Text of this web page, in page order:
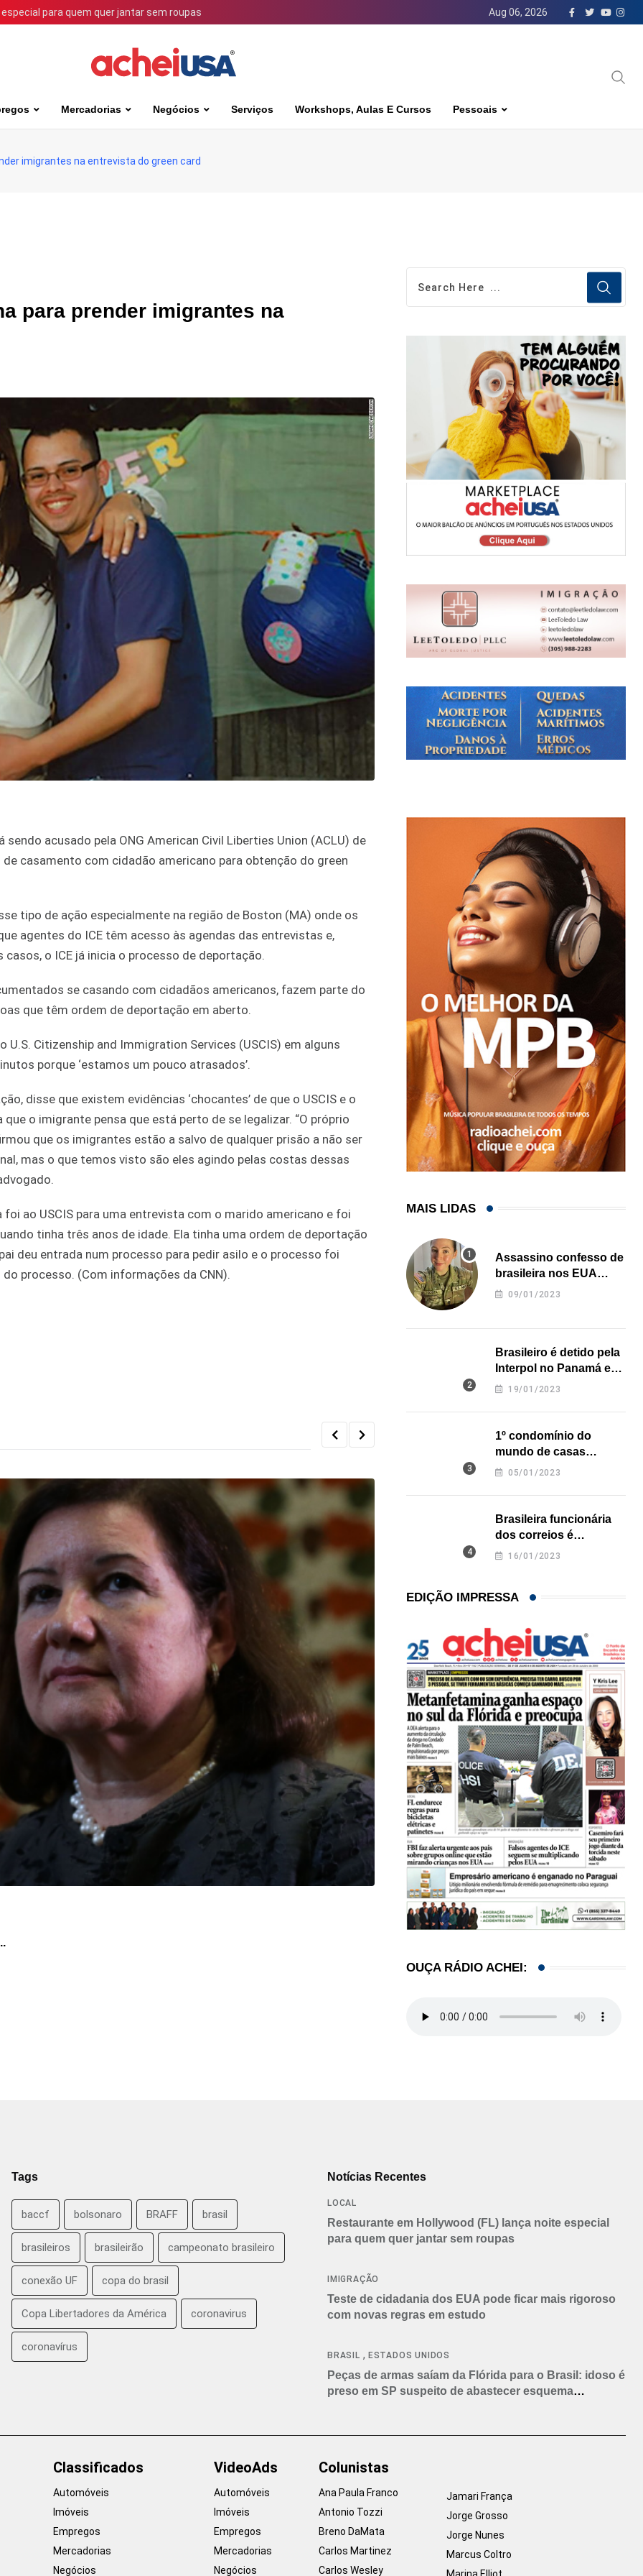
para quem quer jantar sem roupas Aug 06, 2026
Mercadorias Negócios Serviços Workshops, Aulas E Cursos Pessoais
imigrantes na entrevista do green card
para prender imigrantes na
acusado pela ONG American Civil Liberties Union (ACLU) de
casamento com cidadão americano para obtenção do green
tipo de ação especialmente na região de Boston (MA) onde os
agentes do ICE têm acesso às agendas das entrevistas e,
o ICE já inicia o processo de deportação.
se casando com cidadãos americanos, fazem parte do
que têm ordem de deportação em aberto.
Citizenship and Immigration Services (USCIS) em alguns
porque ‘estamos um pouco atrasados’.
disse que existem evidências ‘chocantes’ de que o USCIS e o
o imigrante pensa que está perto de se legalizar. “O próprio
que os imigrantes estão a salvo de qualquer prisão a não ser
mas o que temos visto são eles agindo pelas costas dessas
foi ao USCIS para uma entrevista com o marido americano e foi
tinha três anos de idade. Ela tinha uma ordem de deportação
deu entrada num processo para pedir asilo e o processo foi
processo. (Com informações da CNN).
COMUNIDADE,IMIGRAÇÃO,
04/08/2026
MAIS LIDAS
Assassino confesso de
brasileira nos EUA
revela onde deixou o
09/01/2023
Brasileiro é detido pela
Interpol no Panamá e
pode pegar prisão
19/01/2023
1º condomínio do
mundo de casas
impressas em 3D é
05/01/2023
Brasileira funcionária
dos correios é
assassinada a facadas
16/01/2023
EDIÇÃO IMPRESSA
OUÇA RÁDIO ACHEI:
Tags
baccf bolsonaro BRAFF brasil
brasileiros brasileirão campeonato brasileiro
conexão UF copa do brasil
Copa Libertadores da América coronavirus
coronavírus
Notícias Recentes
LOCAL
Restaurante em Hollywood (FL) lança noite especial
para quem quer jantar sem roupas
IMIGRAÇÃO
Teste de cidadania dos EUA pode ficar mais rigoroso
com novas regras em estudo
BRASIL , ESTADOS UNIDOS
Peças de armas saíam da Flórida para o Brasil: idoso é
preso em SP suspeito de abastecer esquema
Classificados
Automóveis
Imóveis
Empregos
Mercadorias
Negócios
VideoAds
Automóveis
Imóveis
Empregos
Mercadorias
Negócios
Colunistas
Ana Paula Franco
Antonio Tozzi
Breno DaMata
Carlos Martinez
Carlos Wesley
Jamari França
Jorge Grosso
Jorge Nunes
Marcus Coltro